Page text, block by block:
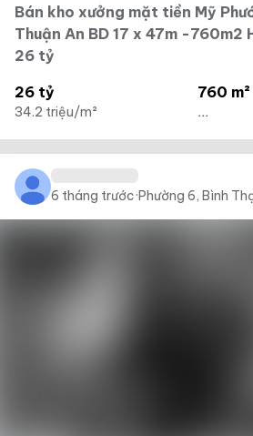
Bán kho xưởng mặt tiền Mỹ
Thuận An BD 17 x 47m -
26 tỷ
26 tỷ
34.2 triệu/m²
760 m²
...
6 tháng trước·Phường 6, Bình